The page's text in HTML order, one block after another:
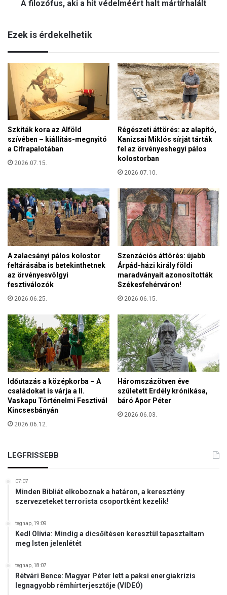
e
e
b
e
n
b
e
n
k
h
v
é
d
e
l
m
é
t
h
a
l
t
m
á
r
t
r
a
l
á
l
t
A filozófus, aki a hit védelméért halt mártírhalált
Ezek is érdekelhetik
Szkíták kora az Alföld
szívében – kiállítás-megnyitó
a Cifrapalotában
2026.07.15.
Régészeti áttörés: az alapító,
Kanizsai Miklós sírját tárták
fel az örvényeshegyi pálos
kolostorban
2026.07.10.
A zalacsányi pálos kolostor
feltárásába is betekinthetnek
az örvényesvölgyi
fesztiválozók
2026.06.25.
Szenzációs áttörés: újabb
Árpád-házi király földi
maradványait azonosították
Székesfehérváron!
2026.06.15.
Időutazás a középkorba – A
családokat is várja a II.
Vaskapu Történelmi Fesztivál
Kincsesbányán
2026.06.12.
Háromszázötven éve
született Erdély krónikása,
báró Apor Péter
2026.06.03.
LEGFRISSEBB
07:07
Minden Bibliát elkoboznak a határon, a keresztény
szervezeteket terrorista csoportként kezelik!
tegnap, 19:09
Kedl Olívia: Mindig a dicsőítésen keresztül tapasztaltam
meg Isten jelenlétét
tegnap, 18:07
Rétvári Bence: Magyar Péter lett a paksi energiakrízis
legnagyobb rémhírterjesztője (VIDEÓ)